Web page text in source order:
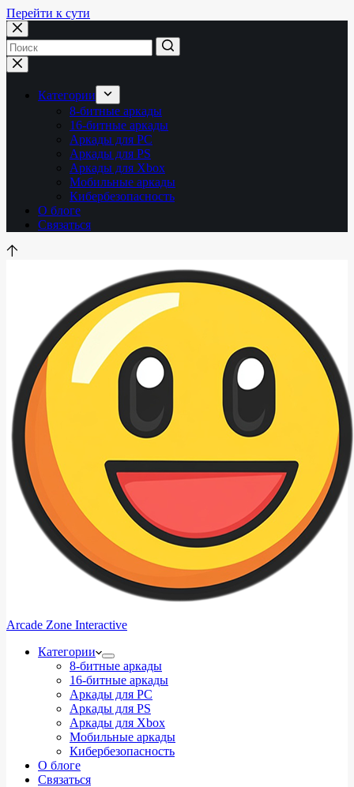
Перейти к сути
Ничего
не
найденоКатегории
8-битные аркады
16-битные аркады
Аркады для PC
Аркады для PS
Аркады для Xbox
Мобильные аркады
Кибербезопасность
О блоге
Связаться
Arcade Zone Interactive
Категории
8-битные аркады
16-битные аркады
Аркады для PC
Аркады для PS
Аркады для Xbox
Мобильные аркады
Кибербезопасность
О блоге
Связаться